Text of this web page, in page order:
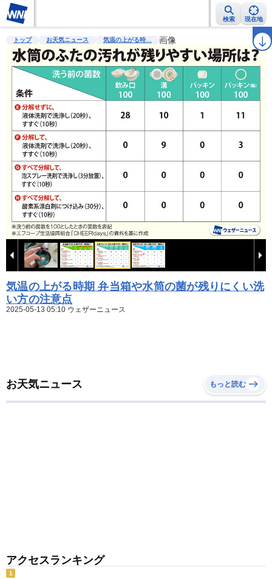
検索 現在地
雨雲レーダー 台風情報 地震情報 警報・注意報 ラ
トップ お天気ニュース 気温の上がる時… 画像
気温の上がる時期 弁当箱や水筒の菌が残りにくい洗
い方の注意点
2025-05-13 05:10 ウェザーニュース
お天気ニュース もっと読む
アクセスランキング
1